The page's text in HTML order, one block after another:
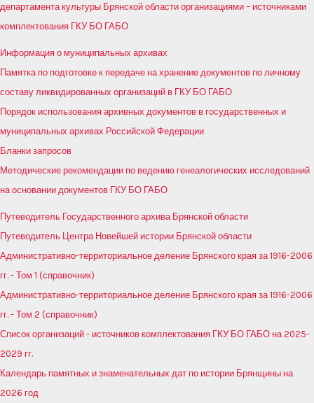
департамента культуры Брянской области организациями – источниками
комплектования ГКУ БО ГАБО
Информация о муниципальных архивах
Памятка по подготовке к передаче на хранение документов по личному
составу ликвидированных организаций в ГКУ БО ГАБО
Порядок использования архивных документов в государственных и
муниципальных архивах Российской Федерации
Бланки запросов
Методические рекомендации по ведению генеалогических исследований
на основании документов ГКУ БО ГАБО
Путеводитель Государственного архива Брянской области
Путеводитель Центра Новейшей истории Брянской области
Административно-территориальное деление Брянского края за 1916-2006
гг. - Том 1 (справочник)
Административно-территориальное деление Брянского края за 1916-2006
гг. - Том 2 (справочник)
Список организаций - источников комплектования ГКУ БО ГАБО на 2025-
2029 гг.
Календарь памятных и знаменательных дат по истории Брянщины на
2026 год